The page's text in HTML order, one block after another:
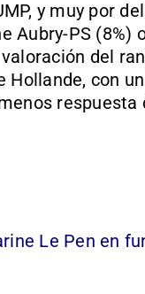
y muy por
Aubry-PS (8%)
del
Hollande, con
respuesta
Le Pen en